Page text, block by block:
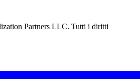
Partners LLC. Tutti i diritti